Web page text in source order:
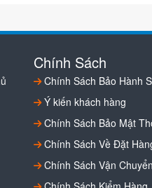
Chính Sách
Chính Sách Bảo Hành
Ý kiến khách hàng
Chính Sách Bảo Mật
Chính Sách Về Đặt
Chính Sách Vận